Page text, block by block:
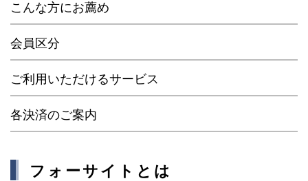
こんな方にお薦め
会員区分
ご利用いただけるサービス
各決済のご案内
フォーサイトとは